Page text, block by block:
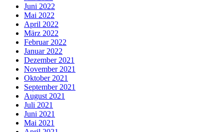
Juni 2022
Mai 2022
April 2022
März 2022
Februar 2022
Januar 2022
Dezember 2021
November 2021
Oktober 2021
September 2021
August 2021
Juli 2021
Juni 2021
Mai 2021